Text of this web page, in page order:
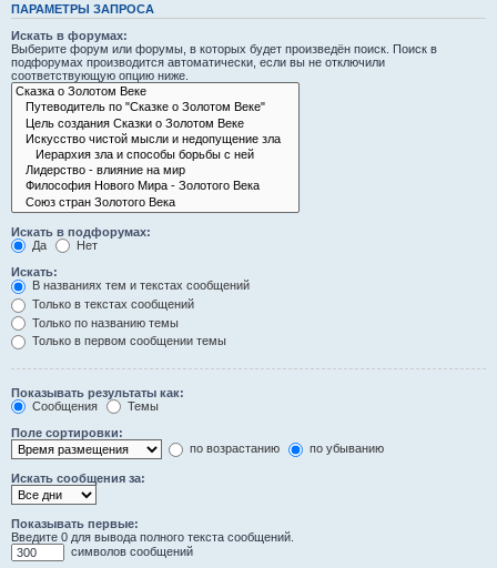
ПАРАМЕТРЫ ЗАПРОСА
Искать в форумах:
Выберите форум или форумы, в которых будет произведён поиск. Поиск в
подфорумах производится автоматически, если вы не отключили
соответствующую опцию ниже.
Искать в подфорумах:
Да
Нет
Искать:
В названиях тем и текстах сообщений
Только в текстах сообщений
Только по названию темы
Только в первом сообщении темы
Показывать результаты как:
Сообщения
Темы
Поле сортировки:
по возрастанию
по убыванию
Искать сообщения за:
Показывать первые:
Введите 0 для вывода полного текста сообщений.
символов сообщений